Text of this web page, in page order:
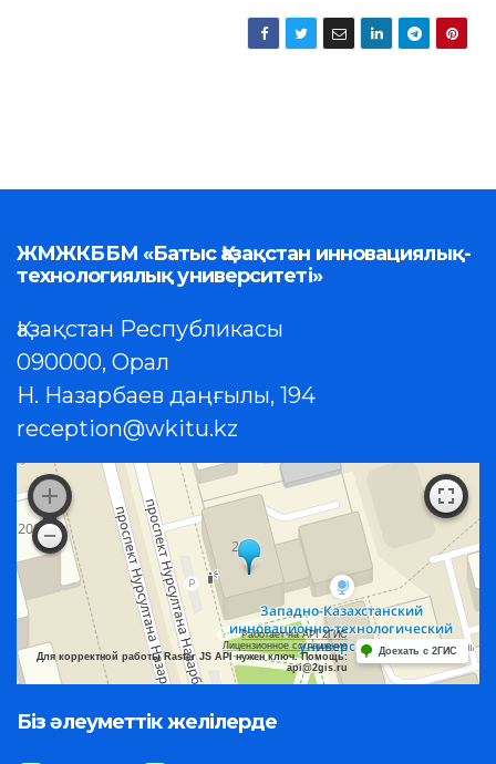
ЖМЖКББМ «Батыс Қазақстан инновациялық-
технологиялық университеті»
Қазақстан Республикасы
090000, Орал
Н. Назарбаев даңғылы, 194
reception@wkitu.kz
Работает на API 2ГИС
Лицензионное соглашение
Для корректной работы Raster JS API нужен ключ. Помощь:
api@2gis.ru
Доехать с 2ГИС
Біз әлеуметтік желілерде